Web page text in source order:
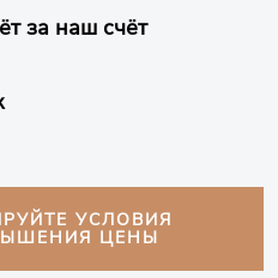
за наш счёт
УСЛОВИЯ
ЦЕНЫ